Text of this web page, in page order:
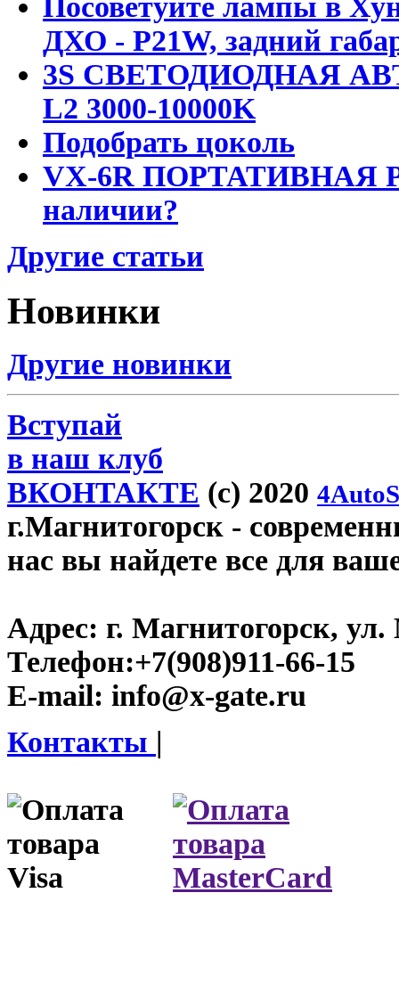
Посоветуйте лампы в
ДХО - P21W, задний
3S СВЕТОДИОДНАЯ
L2 3000-10000K
Подобрать цоколь
VX-6R ПОРТАТИВНАЯ
наличии?
Другие статьи
Новинки
Другие новинки
Вступай
в наш клуб
ВКОНТАКТЕ (c) 2020
г.Магнитогорск -
нас вы найдете все для
Адрес: г. Магнитогорск, ул.
Телефон:+7(908)911-66-15
E-mail: info@x-gate.ru
Контакты |